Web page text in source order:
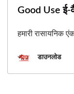
Good Use ई-
हमारी रासायनिक
डाउनलोड